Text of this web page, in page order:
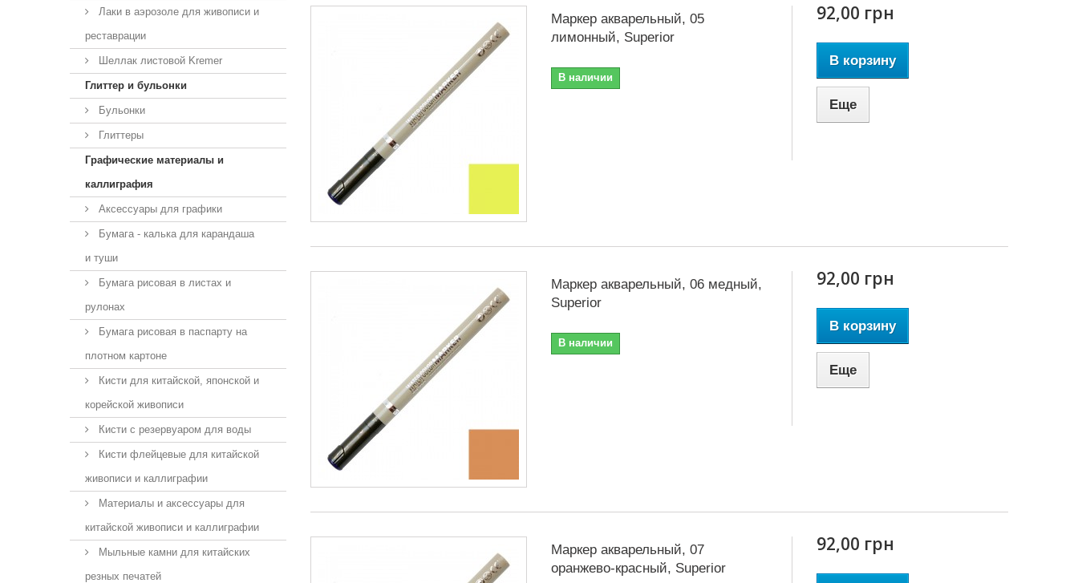
Лаки в аэрозоле для живописи и
реставрации
Шеллак листовой Kremer
Глиттер и бульонки
Бульонки
Глиттеры
Графические материалы и
каллиграфия
Аксессуары для графики
Бумага - калька для карандаша
и туши
Бумага рисовая в листах и
рулонах
Бумага рисовая в паспарту на
плотном картоне
Кисти для китайской, японской и
корейской живописи
Кисти с резервуаром для воды
Кисти флейцевые для китайской
живописи и каллиграфии
Материалы и аксессуары для
китайской живописи и каллиграфии
Мыльные камни для китайских
резных печатей
Маркер акварельный, 05
лимонный, Superior
В наличии
92,00 грн
В корзину
Еще
Маркер акварельный, 06 медный,
Superior
В наличии
92,00 грн
В корзину
Еще
Маркер акварельный, 07
оранжево-красный, Superior
92,00 грн